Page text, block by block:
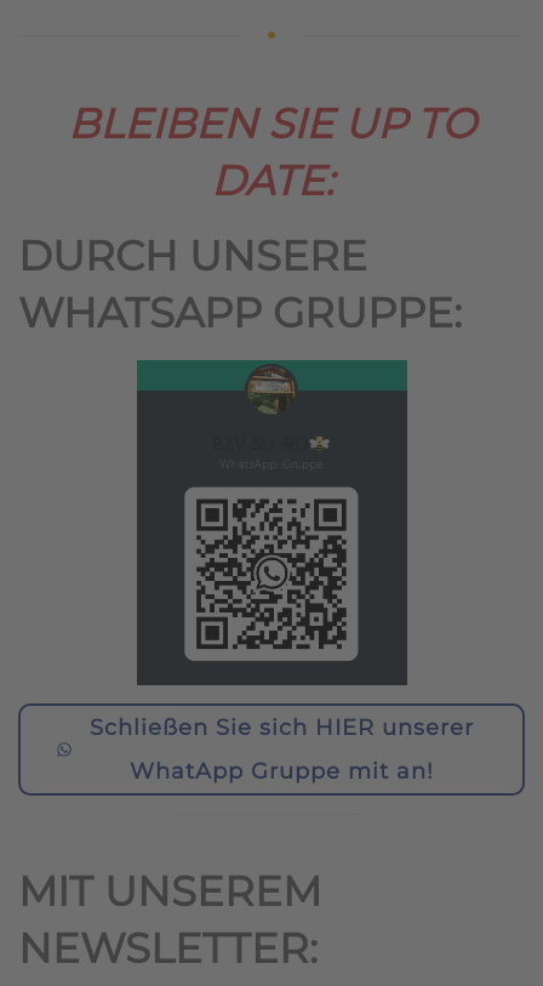
BLEIBEN SIE UP TO
DATE:
DURCH UNSERE
WHATSAPP GRUPPE:
Schließen Sie sich HIER unserer
WhatApp Gruppe mit an!
MIT UNSEREM
NEWSLETTER: